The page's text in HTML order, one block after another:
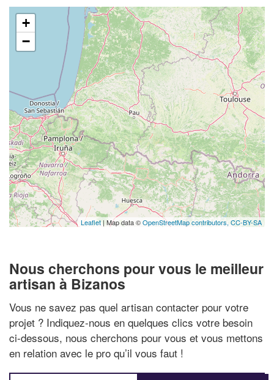
+
−
Leaflet | Map data ©OpenStreetMap contributors, CC-BY-SA
Nous cherchons pour vous le meilleur
artisan à Bizanos
Vous ne savez pas quel artisan contacter pour votre
projet ? Indiquez-nous en quelques clics votre besoin
ci-dessous, nous cherchons pour vous et vous mettons
en relation avec le pro qu’il vous faut !